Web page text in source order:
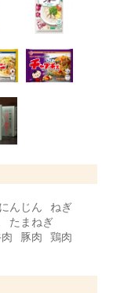
にんじん
ねぎ
たまねぎ
豚肉
鶏肉